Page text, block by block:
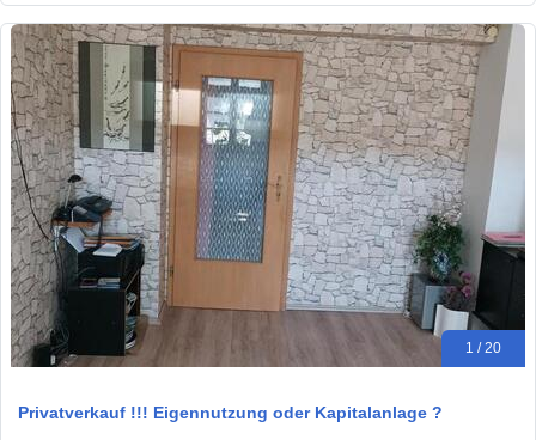
1 / 20
Privatverkauf !!! Eigennutzung oder Kapitalanlage ?